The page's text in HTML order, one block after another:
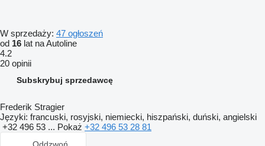
W sprzedaży: 47 ogłoszeń
od 16 lat na Autoline
4.2
20 opinii
Subskrybuj sprzedawcę
Frederik Stragier
Języki: francuski, rosyjski, niemiecki, hiszpański, duński, angielski
+32 496 53 ... Pokaż +32 496 53 28 81